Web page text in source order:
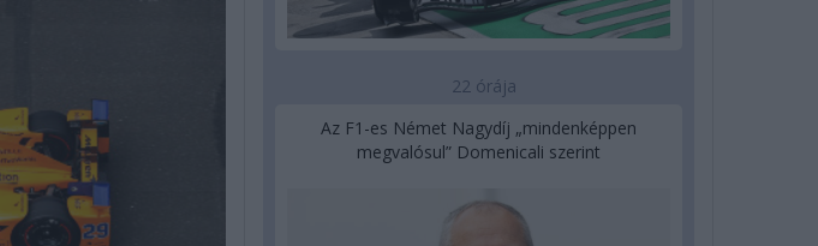
22 órája
Az F1-es Német Nagydíj „mindenképpen
megvalósul” Domenicali szerint